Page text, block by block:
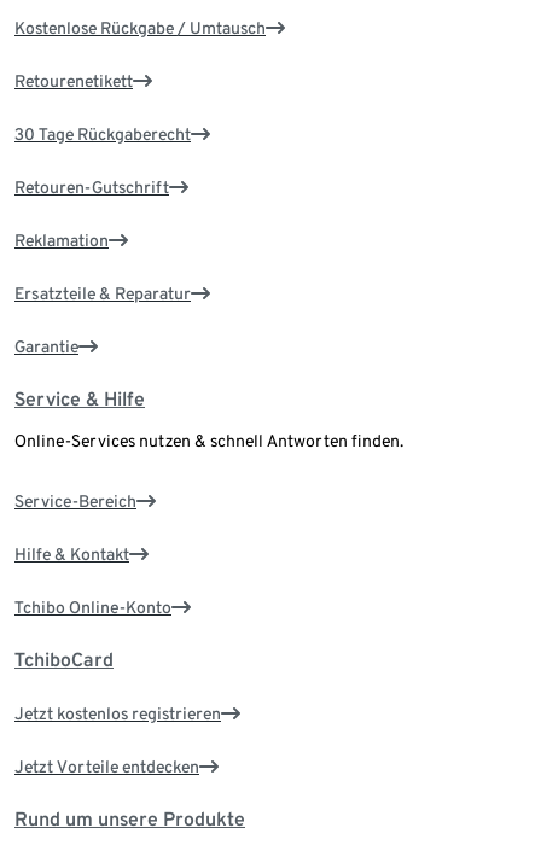
Kostenlose Rückgabe / Umtausch
Retourenetikett
30 Tage Rückgaberecht
Retouren-Gutschrift
Reklamation
Ersatzteile & Reparatur
Garantie
Service & Hilfe
Online-Services nutzen & schnell Antworten finden.
Service-Bereich
Hilfe & Kontakt
Tchibo Online-Konto
TchiboCard
Jetzt kostenlos registrieren
Jetzt Vorteile entdecken
Rund um unsere Produkte